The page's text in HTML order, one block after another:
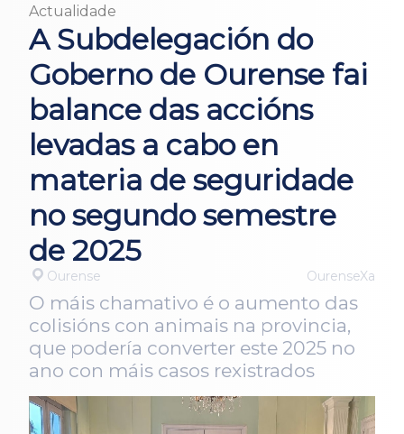
Actualidade
A Subdelegación do
Goberno de Ourense fai
balance das accións
levadas a cabo en
materia de seguridade
no segundo semestre
de 2025
Ourense OurenseXa
O máis chamativo é o aumento das
colisións con animais na provincia,
que podería converter este 2025 no
ano con máis casos rexistrados